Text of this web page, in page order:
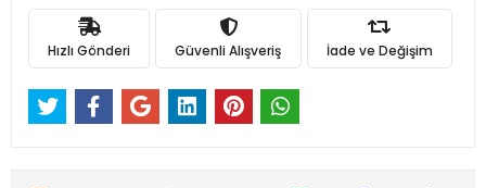
Hızlı Gönderi Güvenli Alışveriş İade ve Değişim